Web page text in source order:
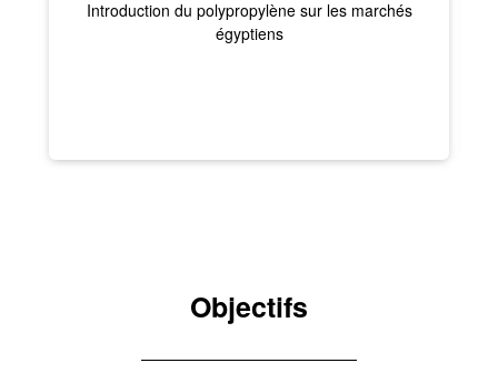
EGIC a lancé son programme de fidélisation intégré
Objectifs